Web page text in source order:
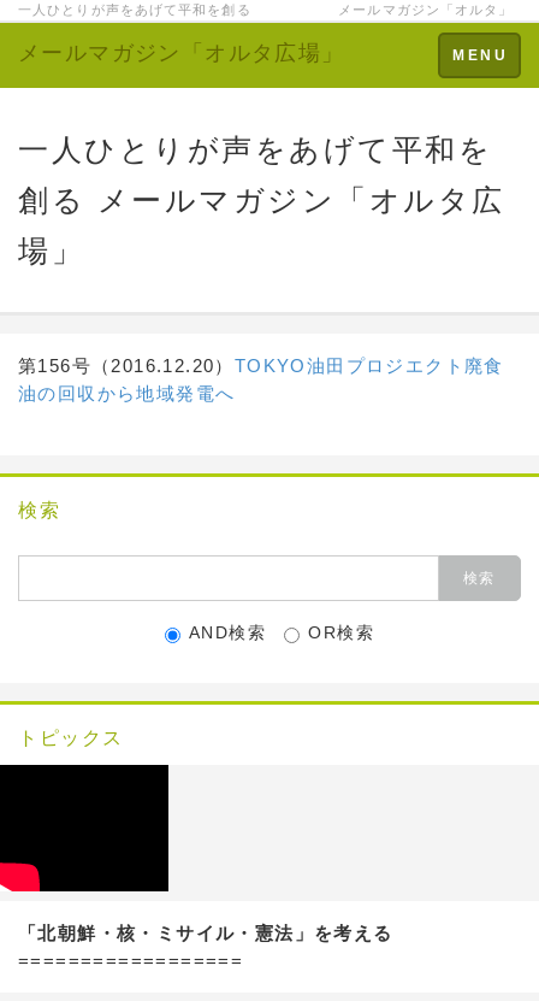
一人ひとりが声をあげて平和を創る メールマガジン「オルタ」
Toggle
navigation
MENU
メールマガジン「オルタ広場」
一人ひとりが声をあげて平和を
創る メールマガジン「オルタ広
場」
第156号（2016.12.20） TOKYO油田プロジエクト 廃食
油の回収から地域発電へ
検索
AND検索 OR検索
トピックス
「北朝鮮・核・ミサイル・憲法」を考える
==================